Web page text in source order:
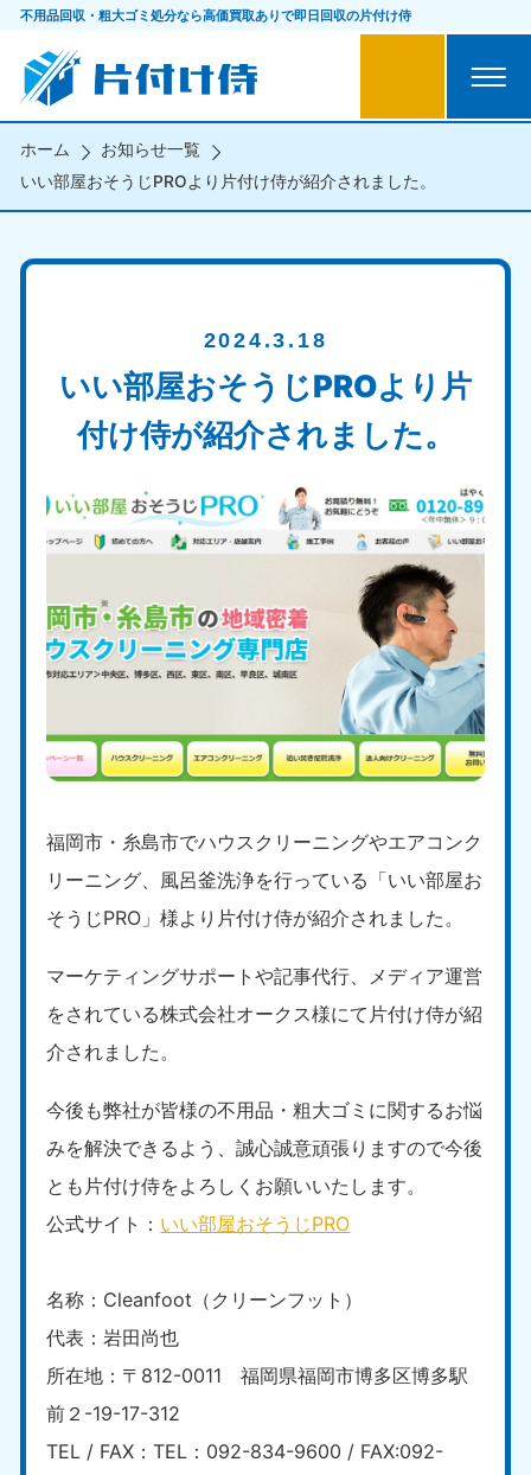
不用品回収・粗大ゴミ処分なら高価買取ありで即日回収の片付け侍
ホーム
お知らせ一覧
いい部屋おそうじPROより片付け侍が紹介されました。
2024.3.18
いい部屋おそうじPROより片
付け侍が紹介されました。
福岡市・糸島市でハウスクリーニングやエアコンク
リーニング、風呂釜洗浄を行っている「いい部屋お
そうじPRO」様より片付け侍が紹介されました。
マーケティングサポートや記事代行、メディア運営
をされている株式会社オークス様にて片付け侍が紹
介されました。
今後も弊社が皆様の不用品・粗大ゴミに関するお悩
みを解決できるよう、誠心誠意頑張りますので今後
とも片付け侍をよろしくお願いいたします。
公式サイト： いい部屋おそうじPRO
名称：Cleanfoot（クリーンフット）
代表：岩田尚也
所在地：〒812-0011 福岡県福岡市博多区博多駅
前２-19-17-312
TEL / FAX：TEL：092-834-9600 / FAX:092-